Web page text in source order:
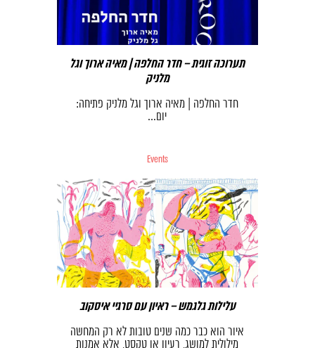
תערוכה זוגית – חדר החלפה | מאיה ארוך וגל
מלניק
חדר החלפה | מאיה ארוך וגל מלניק פתיחה:
יום…
Events
עלילות גלגמש – ראיון עם סרגיי איסקוב
איור הוא כבר כמה שנים טובות לא רק המחשה
מילולית למושג, רעיון או טקסט, אלא אמנות